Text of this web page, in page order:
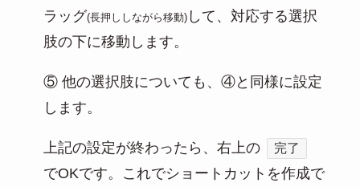
ラッグ(長押ししながら移動)して、対応する選択
肢の下に移動します。
⑤ 他の選択肢についても、④と同様に設定
します。
上記の設定が終わったら、右上の 完了
でOKです。これでショートカットを作成で